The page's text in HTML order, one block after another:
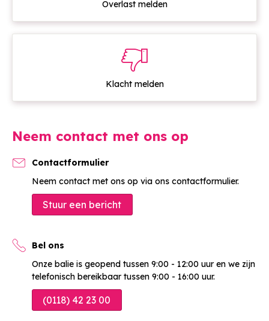
Overlast melden

Klacht melden
Neem contact met ons op
Contactformulier
Neem contact met ons op via ons contactformulier.
Stuur een bericht
Bel ons
Onze balie is geopend tussen 9:00 - 12:00 uur en we zijn
telefonisch bereikbaar tussen 9:00 - 16:00 uur.
(0118) 42 23 00